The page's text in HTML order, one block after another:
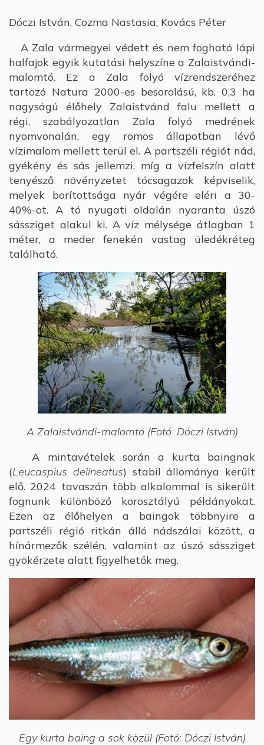
Dóczi István, Cozma Nastasia, Kovács Péter
A Zala vármegyei védett és nem fogható lápi
halfajok egyik kutatási helyszíne a Zalaistvándi-
malomtó. Ez a Zala folyó vízrendszeréhez
tartozó Natura 2000-es besorolású, kb. 0,3 ha
nagyságú élőhely Zalaistvánd falu mellett a
régi, szabályozatlan Zala folyó medrének
nyomvonalán, egy romos állapotban lévő
vízimalom mellett terül el. A partszéli régiót nád,
gyékény és sás jellemzi, míg a vízfelszín alatt
tenyésző növényzetet tócsagazok képviselik,
melyek borítottsága nyár végére eléri a 30-
40%-ot. A tó nyugati oldalán nyaranta úszó
sássziget alakul ki. A víz mélysége átlagban 1
méter, a meder fenekén vastag üledékréteg
található.
A Zalaistvándi-malomtó (Fotó: Dóczi István)
A mintavételek során a kurta baingnak
(Leucaspius delineatus) stabil állománya került
elő. 2024 tavaszán több alkalommal is sikerült
fognunk különböző korosztályú példányokat.
Ezen az élőhelyen a baingok többnyire a
partszéli régió ritkán álló nádszálai között, a
hínármezők szélén, valamint az úszó sássziget
gyökérzete alatt figyelhetők meg.
Egy kurta baing a sok közül (Fotó: Dóczi István)